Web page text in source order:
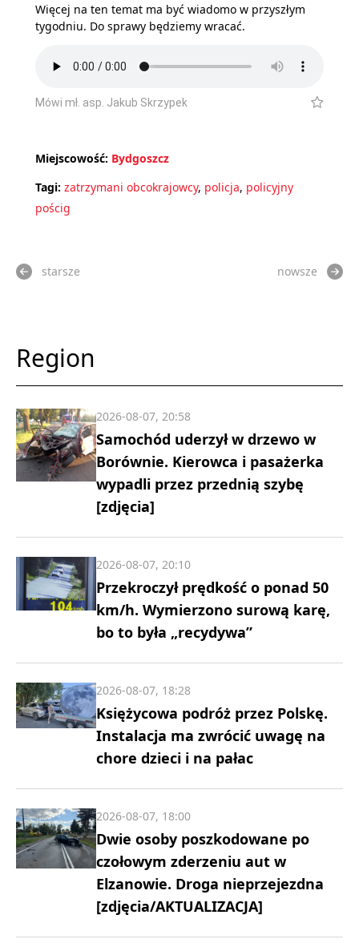
Więcej na ten temat ma być wiadomo w przyszłym
tygodniu. Do sprawy będziemy wracać.
Mówi mł. asp. Jakub Skrzypek
Miejscowość: Bydgoszcz
Tagi: zatrzymani obcokrajowcy, policja, policyjny
pościg
starsze nowsze
Region
Samochód uderzył w drzewo w
Borównie. Kierowca i pasażerka
wypadli przez przednią szybę
[zdjęcia]
2026-08-07, 20:58
Przekroczył prędkość o ponad 50
km/h. Wymierzono surową karę,
bo to była „recydywa”
2026-08-07, 20:10
Księżycowa podróż przez Polskę.
Instalacja ma zwrócić uwagę na
chore dzieci i na pałac
2026-08-07, 18:28
Dwie osoby poszkodowane po
czołowym zderzeniu aut w
Elzanowie. Droga nieprzejezdna
[zdjęcia/AKTUALIZACJA]
2026-08-07, 18:00